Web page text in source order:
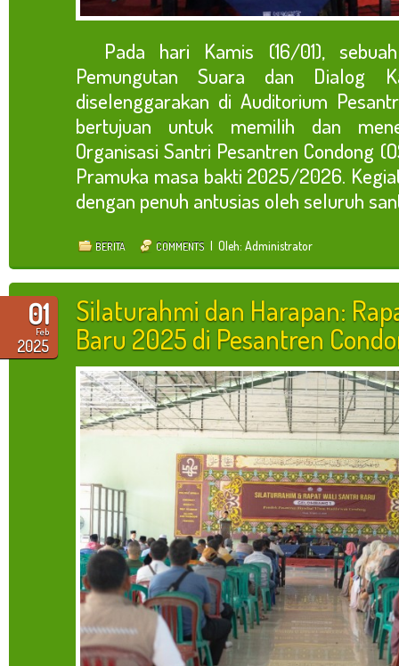
Pada hari Kamis (16/01),
Pemungutan Suara dan Dialog
diselenggarakan di Auditorium
bertujuan untuk memilih dan
Organisasi Santri Pesantren Condong
Pramuka masa bakti 2025/2026.
dengan penuh antusias oleh seluruh
BERITA COMMENTS | Oleh: Administrator
01
Feb
2025
Silaturahmi dan Harapan:
Baru 2025 di Pesantren